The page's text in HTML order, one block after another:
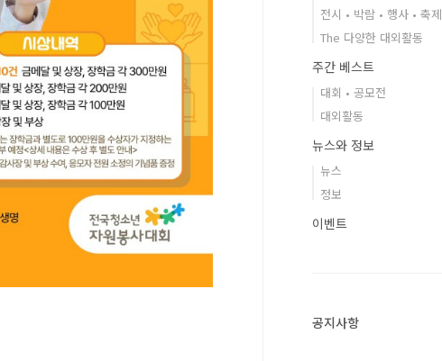
전시 • 박람 • 행사 • 축제
The 다양한 대외활동
주간 베스트
대회 • 공모전
대외활동
뉴스와 정보
뉴스
정보
이벤트
공지사항